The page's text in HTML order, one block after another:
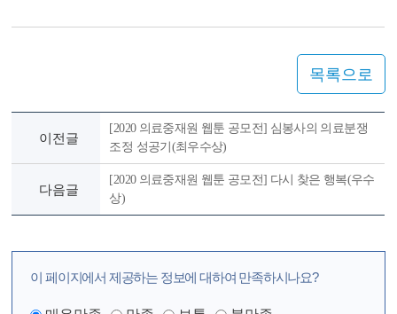
목록으로
이전글
[2020 의료중재원 웹툰 공모전] 심봉사의 의료분쟁
조정 성공기(최우수상)
다음글
[2020 의료중재원 웹툰 공모전] 다시 찾은 행복(우수
상)
이 페이지에서 제공하는 정보에 대하여 만족하시나요?